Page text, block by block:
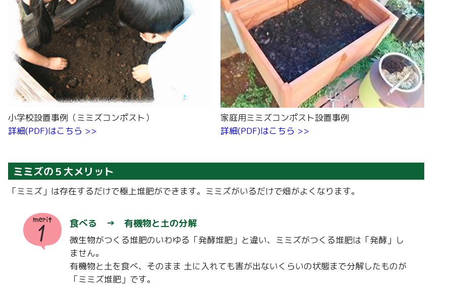
小学校設置事例（ミミズコンポスト）
詳細(PDF)はこちら >>
家庭用ミミズコンポスト設置事例
詳細(PDF)はこちら >>
ミミズの５大メリット
「ミミズ」は存在するだけで極上堆肥ができます。ミミズがいるだけで畑がよくなります。
食べる → 有機物と土の分解
微生物がつくる堆肥のいわゆる「発酵堆肥」と違い、ミミズがつくる堆肥は「発酵」し
ません。
有機物と土を食べ、そのまま 土に入れても害が出ないくらいの状態まで分解したものが
「ミミズ堆肥」です。